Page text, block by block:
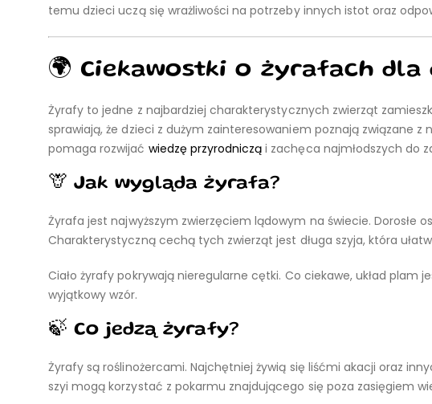
temu dzieci uczą się wrażliwości na potrzeby innych istot oraz
🌍 Ciekawostki o żyrafach dla
Żyrafy to jedne z najbardziej charakterystycznych zwierząt
sprawiają, że dzieci z dużym zainteresowaniem poznają związane
pomaga rozwijać wiedzę przyrodniczą i zachęca najmłodszych do
🦒 Jak wygląda żyrafa?
Żyrafa jest najwyższym zwierzęciem lądowym na świecie. Dorosłe
Charakterystyczną cechą tych zwierząt jest długa szyja, która
Ciało żyrafy pokrywają nieregularne cętki. Co ciekawe, układ plam
wyjątkowy wzór.
🍃 Co jedzą żyrafy?
Żyrafy są roślinożercami. Najchętniej żywią się liśćmi akacji oraz
szyi mogą korzystać z pokarmu znajdującego się poza zasięgiem